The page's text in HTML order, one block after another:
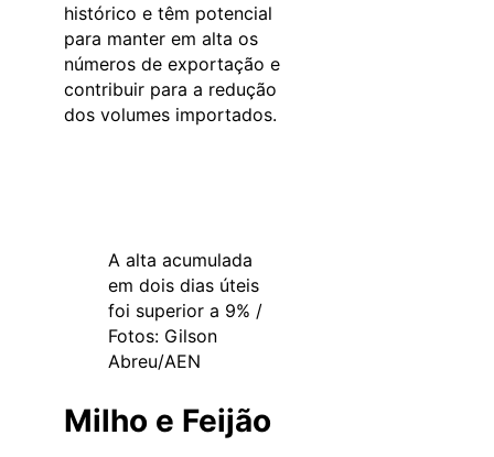
histórico e têm potencial
para manter em alta os
números de exportação e
contribuir para a redução
dos volumes importados.
A alta acumulada
em dois dias úteis
foi superior a 9% /
Fotos: Gilson
Abreu/AEN
Milho e Feijão